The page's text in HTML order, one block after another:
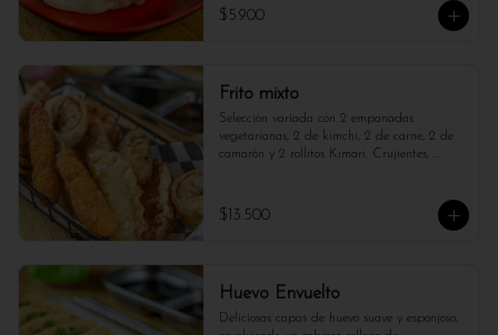
*Foto referencial , puede variar cantidad y
tamaño*
$5.900
Frito mixto
Selección variada con 2 empanadas
vegetarianas, 2 de kimchi, 2 de carne, 2 de
camarón y 2 rollitos Kimari. Crujientes,
$13.500
Huevo Envuelto
Deliciosas capas de huevo suave y esponjoso,